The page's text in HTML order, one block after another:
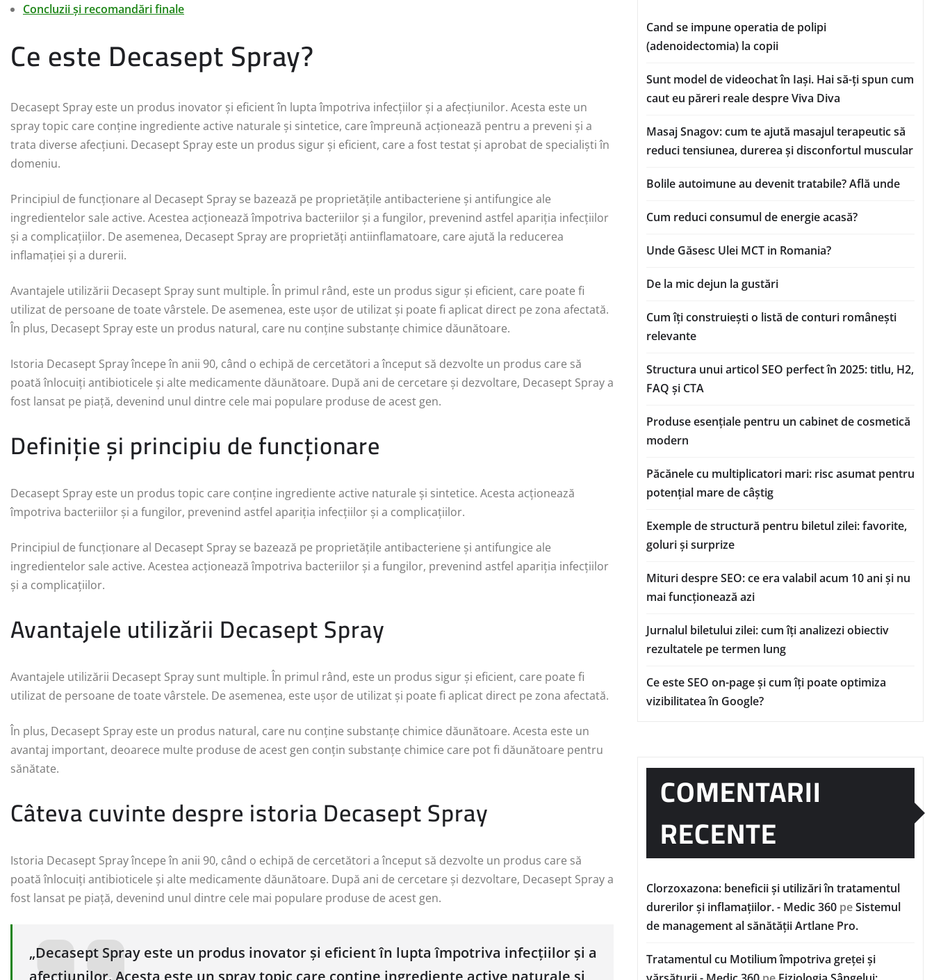
Concluzii și recomandări finale
Ce este Decasept Spray?
Decasept Spray este un produs inovator și eficient în lupta împotriva infecțiilor și a afecțiunilor. Acesta este un
spray topic care conține ingrediente active naturale și sintetice, care împreună acționează pentru a preveni și a
trata diverse afecțiuni. Decasept Spray este un produs sigur și eficient, care a fost testat și aprobat de specialiști în
domeniu.
Principiul de funcționare al Decasept Spray se bazează pe proprietățile antibacteriene și antifungice ale
ingredientelor sale active. Acestea acționează împotriva bacteriilor și a fungilor, prevenind astfel apariția infecțiilor
și a complicațiilor. De asemenea, Decasept Spray are proprietăți antiinflamatoare, care ajută la reducerea
inflamației și a durerii.
Avantajele utilizării Decasept Spray sunt multiple. În primul rând, este un produs sigur și eficient, care poate fi
utilizat de persoane de toate vârstele. De asemenea, este ușor de utilizat și poate fi aplicat direct pe zona afectată.
În plus, Decasept Spray este un produs natural, care nu conține substanțe chimice dăunătoare.
Istoria Decasept Spray începe în anii 90, când o echipă de cercetători a început să dezvolte un produs care să
poată înlocuiți antibioticele și alte medicamente dăunătoare. După ani de cercetare și dezvoltare, Decasept Spray a
fost lansat pe piață, devenind unul dintre cele mai populare produse de acest gen.
Definiție și principiu de funcționare
Decasept Spray este un produs topic care conține ingrediente active naturale și sintetice. Acesta acționează
împotriva bacteriilor și a fungilor, prevenind astfel apariția infecțiilor și a complicațiilor.
Principiul de funcționare al Decasept Spray se bazează pe proprietățile antibacteriene și antifungice ale
ingredientelor sale active. Acestea acționează împotriva bacteriilor și a fungilor, prevenind astfel apariția infecțiilor
și a complicațiilor.
Avantajele utilizării Decasept Spray
Avantajele utilizării Decasept Spray sunt multiple. În primul rând, este un produs sigur și eficient, care poate fi
utilizat de persoane de toate vârstele. De asemenea, este ușor de utilizat și poate fi aplicat direct pe zona afectată.
În plus, Decasept Spray este un produs natural, care nu conține substanțe chimice dăunătoare. Acesta este un
avantaj important, deoarece multe produse de acest gen conțin substanțe chimice care pot fi dăunătoare pentru
sănătate.
Câteva cuvinte despre istoria Decasept Spray
Istoria Decasept Spray începe în anii 90, când o echipă de cercetători a început să dezvolte un produs care să
poată înlocuiți antibioticele și alte medicamente dăunătoare. După ani de cercetare și dezvoltare, Decasept Spray a
fost lansat pe piață, devenind unul dintre cele mai populare produse de acest gen.
„Decasept Spray este un produs inovator și eficient în lupta împotriva infecțiilor și a
Cand se impune operatia de polipi
(adenoidectomia) la copii
Sunt model de videochat în Iași. Hai să-ți spun cum
caut eu păreri reale despre Viva Diva
Masaj Snagov: cum te ajută masajul terapeutic să
reduci tensiunea, durerea și disconfortul muscular
Bolile autoimune au devenit tratabile? Află unde
Cum reduci consumul de energie acasă?
Unde Găsesc Ulei MCT in Romania?
De la mic dejun la gustări
Cum îți construiești o listă de conturi românești
relevante
Structura unui articol SEO perfect în 2025: titlu, H2,
FAQ și CTA
Produse esențiale pentru un cabinet de cosmetică
modern
Păcănele cu multiplicatori mari: risc asumat pentru
potențial mare de câștig
Exemple de structură pentru biletul zilei: favorite,
goluri și surprize
Mituri despre SEO: ce era valabil acum 10 ani și nu
mai funcționează azi
Jurnalul biletului zilei: cum îți analizezi obiectiv
rezultatele pe termen lung
Ce este SEO on-page și cum îți poate optimiza
vizibilitatea în Google?
COMENTARII
RECENTE
Clorzoxazona: beneficii și utilizări în tratamentul
durerilor și inflamațiilor. - Medic 360 peSistemul
de management al sănătății Artlane Pro.
Tratamentul cu Motilium împotriva greței și